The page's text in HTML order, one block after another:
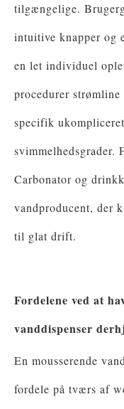
tilgængelige.
intuitive knapper og
en let individuel
procedurer
specifik
svimmelhedsgrader.
Carbonator og
vandproducent, der
til glat drift.
Fordelene ved at
vanddispenser
En mousserende
fordele på tværs af